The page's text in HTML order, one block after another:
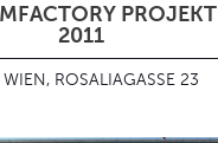
PROJEKT
2011
ROSALIAGASSE 23